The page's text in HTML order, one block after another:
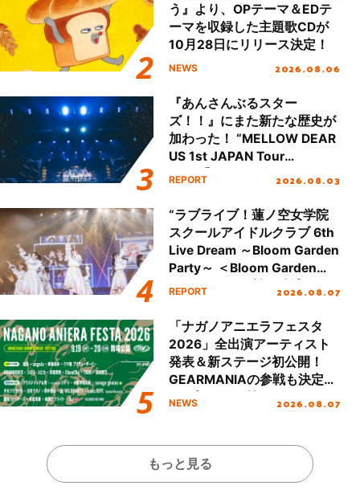
う』より、OPテーマ＆EDテ
ーマを収録した主題歌CDが
10月28日にリリース決定！
NEWS 2026.08.06
『あんさんぶるスター
ズ！！』にまた新たな歴史が
加わった！ “MELLOW DEAR
US 1st JAPAN Tour
Final「NICE to meet YOU
ート!!
REPORT 2026.08.03
“ラブライブ！蓮ノ空女学院
スクールアイドルクラブ 6th
Live Dream ～Bloom Garden
Party～ ＜Bloom Garden
Party Stage／埼玉公演＞”
REPORT 2026.08.07
「ナガノアニエラフェスタ
2026」全出演アーティスト
発表＆新ステージ初公開！
GEARMANIAの参戦も決定
し、初となる第3ステージの
NEWS 2026.08.07
もっと見る